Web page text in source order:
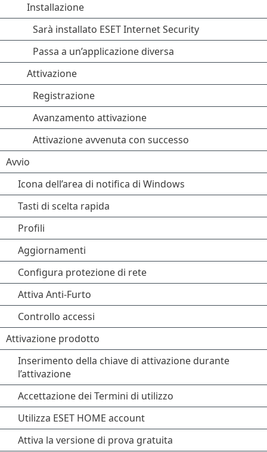
Installazione
Sarà installato ESET Internet Security
Passa a un’applicazione diversa
Attivazione
Registrazione
Avanzamento attivazione
Attivazione avvenuta con successo
Avvio
Icona dell’area di notifica di Windows
Tasti di scelta rapida
Profili
Aggiornamenti
Configura protezione di rete
Attiva Anti-Furto
Controllo accessi
Attivazione prodotto
Inserimento della chiave di attivazione durante
l’attivazione
Accettazione dei Termini di utilizzo
Utilizza ESET HOME account
Attiva la versione di prova gratuita